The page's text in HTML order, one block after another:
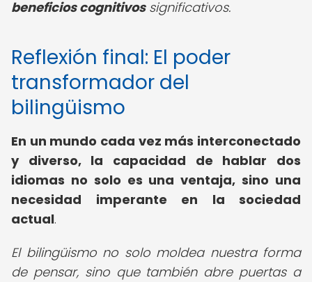
beneficios cognitivossignificativos.
Reflexión final: El poder
transformador del
bilingüismo
En un mundo cada vez más interconectado
y diverso, la capacidad de hablar dos
idiomas no solo es una ventaja, sino una
necesidad imperante en la sociedad
actual.
El bilingüismo no solo moldea nuestra forma
de pensar, sino que también abre puertas a